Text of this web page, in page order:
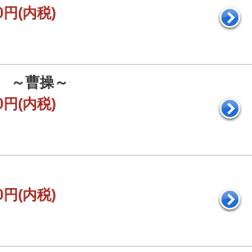
円(内税)
～曹操～
円(内税)
円(内税)